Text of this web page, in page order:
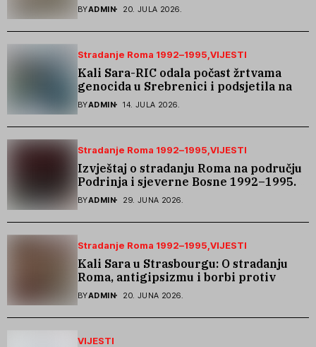
zaboraviti
BYADMIN 20. JULA 2026.
Stradanje Roma 1992–1995 VIJESTI
Kali Sara-RIC odala počast žrtvama
genocida u Srebrenici i podsjetila na
stradanje Roma iz Skočića
BYADMIN 14. JULA 2026.
Stradanje Roma 1992–1995 VIJESTI
Izvještaj o stradanju Roma na području
Podrinja i sjeverne Bosne 1992–1995.
godine
BYADMIN 29. JUNA 2026.
Stradanje Roma 1992–1995 VIJESTI
Kali Sara u Strasbourgu: O stradanju
Roma, antigipsizmu i borbi protiv
govora mržnje
BYADMIN 20. JUNA 2026.
VIJESTI